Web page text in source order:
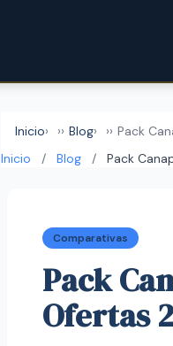
Inicio › Blog › Pack
Inicio
/ Blog / Pack
Comparativas
Pack
Ofertas